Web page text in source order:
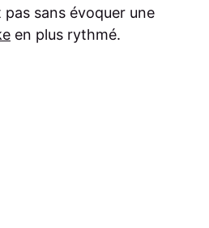
sans évoquer une
en plus rythmé.